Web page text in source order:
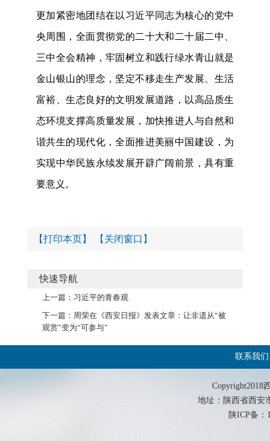
更加紧密地团结在以习近平同志为核心的党中
央周围，全面贯彻党的二十大和二十届二中、
三中全会精神，牢固树立和践行绿水青山就是
金山银山的理念，坚定不移走生产发展、生活
富裕、生态良好的文明发展道路，以高品质生
态环境支撑高质量发展，加快推进人与自然和
谐共生的现代化，全面推进美丽中国建设，为
实现中华民族永续发展开辟广阔前景，具有重
要意义。
【打印本页】 【关闭窗口】
快速导航
上一篇： 习近平的青春观
下一篇： 周荣在《西安日报》发表文章：让非遗从“被
观赏”变为“可参与”
联系我们
Copyright2018
地址：陕西省西安
陕ICP备：